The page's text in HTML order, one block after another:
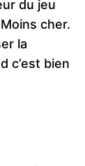
du jeu
cher.
la
c’est bien